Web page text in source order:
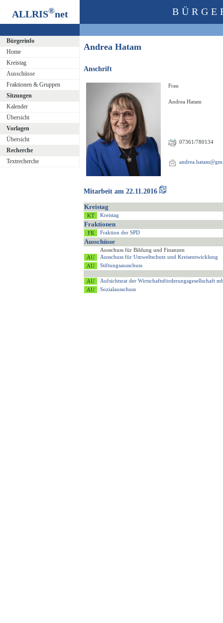
ALLRIS®net
Bürgerinfo
Home
Kreistag
Ausschüsse
Fraktionen & Gruppen
Sitzungen
Kalender
Übersicht
Vorlagen
Übersicht
Recherche
Textrecherche
Andrea Hatam
Anschrift
Frau
Andrea Hatam
07361/780134
Mitarbeit am 22.11.2016
Kreistag
Kreistag
Fraktionen
Fraktion der SPD
Ausschüsse
Ausschuss für Bildung und Finanzen
Ausschuss für Umweltschutz und Kreisentwicklung
Stiftungsausschuss
Aufsichtsrat der Wirtschaftsförderungsgesellschaft
Sozialausschuss